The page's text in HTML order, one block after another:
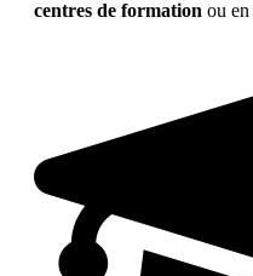
centres de formation ou en